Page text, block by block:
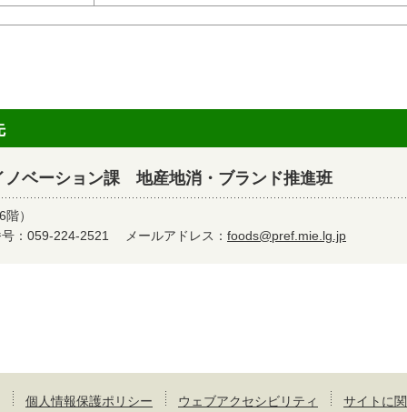
ベーション課 地産地消・ブランド推進班
）
号：059-224-2521 メールアドレス： foods@pref.mie.lg.jp
個人情報保護ポリシー ウェブアクセシビリティ サイトに